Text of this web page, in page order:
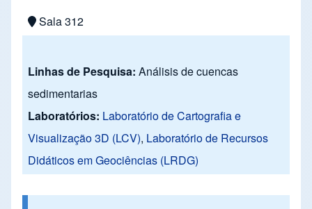
Sala 312
Linhas de Pesquisa: Análisis de cuencas
sedimentarias
Laboratórios: Laboratório de Cartografia e
Visualização 3D (LCV), Laboratório de Recursos
Didáticos em Geociências (LRDG)